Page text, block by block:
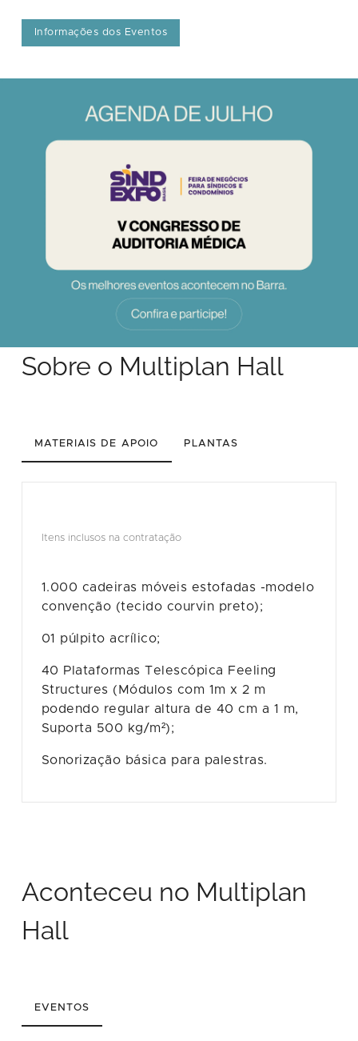
Informações dos Eventos
Sobre o Multiplan Hall
MATERIAIS DE APOIO PLANTAS
Itens inclusos na contratação
1.000 cadeiras móveis estofadas -modelo
convenção (tecido courvin preto);
01 púlpito acrílico;
40 Plataformas Telescópica Feeling
Structures (Módulos com 1m x 2 m
podendo regular altura de 40 cm a 1 m,
Suporta 500 kg/m²);
Sonorização básica para palestras.
Aconteceu no Multiplan
Hall
EVENTOS